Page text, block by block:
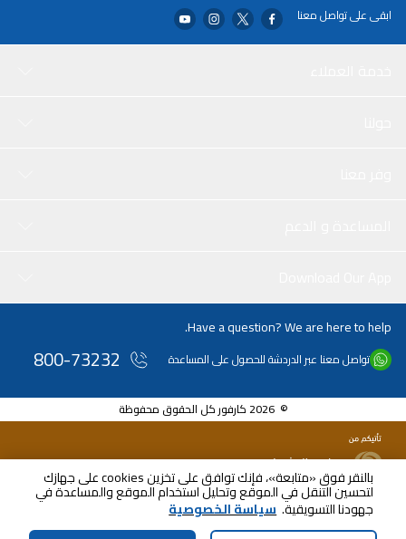
بالنقر فوق «متابعة»، فإنك توافق على تخزين cookies على جهازك
لتحسين التنقل في الموقع وتحليل استخدام الموقع والمساعدة في
جهودنا التسويقية. سياسة الخصوصية AED41.99
شامل ضريبة القيمة المضافة
ابقى على تواصل معنا
Have a question? We are here to help.
تواصل معنا عبر الدردشة للحصول على المساعدة 800-73232
© 2026 كارفور كل الحقوق محفوظة